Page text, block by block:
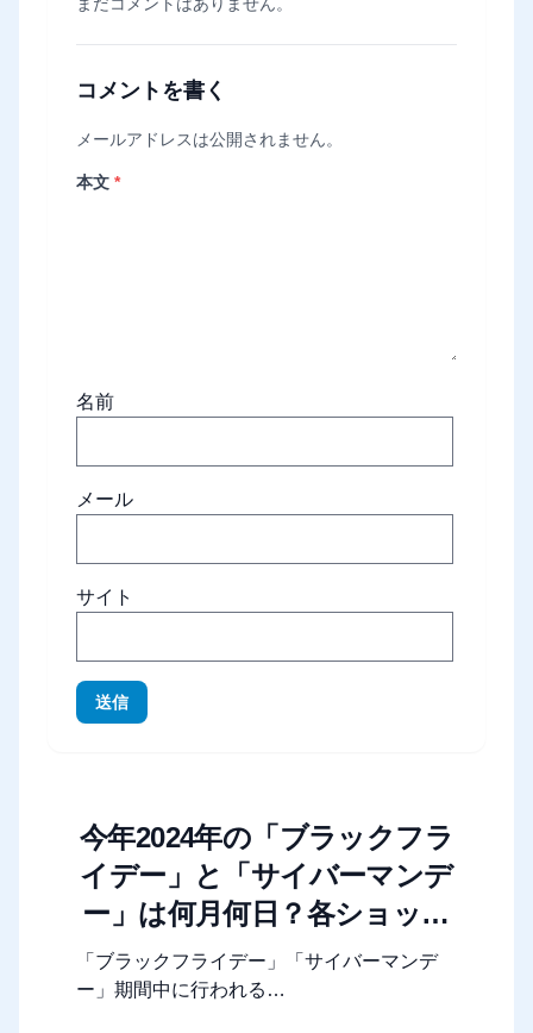
まだコメントはありません。
コメントを書く
メールアドレスは公開されません。
本文 *
名前
メール
サイト
送信
今年2024年の「ブラックフラ
イデー」と「サイバーマンデ
ー」は何月何日？各ショップ
やモールのセール期間まとめ
「ブラックフライデー」「サイバーマンデ
ー」期間中に行われる…